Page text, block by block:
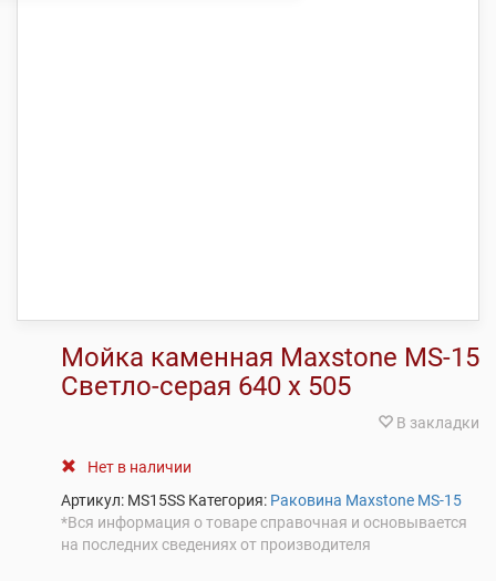
Мойка каменная Maxstone МS-15
Светло-серая 640 х 505
В закладки
Нет в наличии
Артикул: MS15SS Категория: Раковина Maxstone MS-15
*Вся информация о товаре справочная и основывается
на последних сведениях от производителя